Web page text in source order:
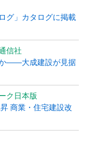
グ」カタログに掲載
信社
か――大成建設が見据
ク日本版
商業・住宅建設改